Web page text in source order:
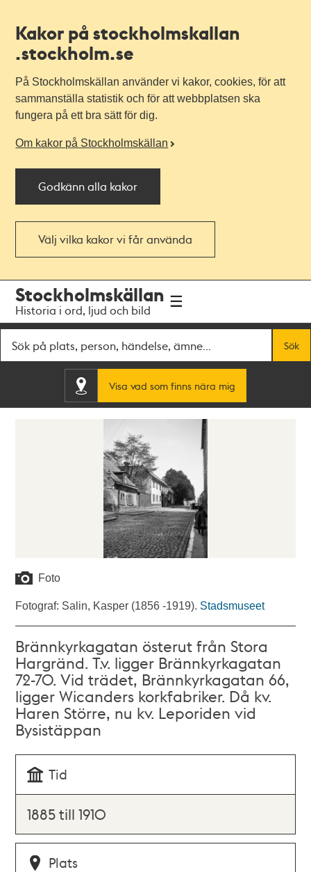
Kakor på stockholmskallan
.stockholm.se
På Stockholmskällan använder vi kakor, cookies, för att
sammanställa statistik och för att webbplatsen ska
fungera på ett bra sätt för dig.
Om kakor på Stockholmskällan
Godkänn alla kakor
Välj vilka kakor vi får använda
navigationen
huvudinnehållet
Stockholmskällan
Historia i ord, ljud och bild
Sök
Visa vad som finns nära mig
Foto
Fotograf: Salin, Kasper (1856 -1919). Stadsmuseet
Brännkyrkagatan österut från Stora
Hargränd. T.v. ligger Brännkyrkagatan
72-70. Vid trädet, Brännkyrkagatan 66,
ligger Wicanders korkfabriker. Då kv.
Haren Större, nu kv. Leporiden vid
Bysistäppan
Tid
1885 till 1910
Plats